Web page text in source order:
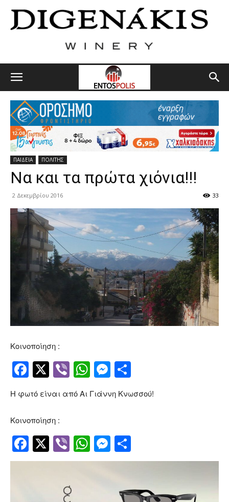
ΠΑΙΔΕΙΑ ΠΟΛΙΤΗΣ
Να και τα πρώτα χιόνια!!!
2 Δεκεμβρίου 2016 33
Κοινοποίηση :
Facebook
Twitter
ViberWhatsApp
Messenger
Η φωτό είναι από Αι Γιάννη Κνωσσού!
Κοινοποίηση :
Facebook
Twitter
ViberWhatsApp
Messenger